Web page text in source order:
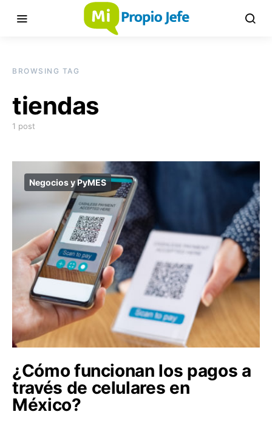
BROWSING TAG
tiendas
1 post
Negocios y PyMES
¿Cómo funcionan los pagos a
través de celulares en
México?